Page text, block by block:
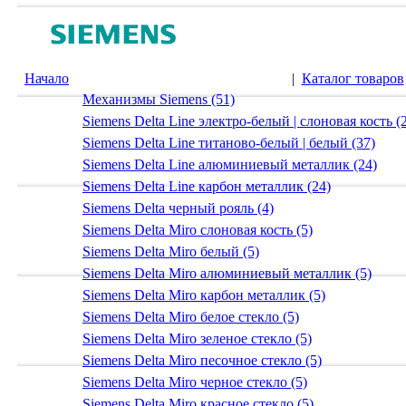
Начало | Каталог товаров
Механизмы Siemens (51)
Siemens Delta Line электро-белый | слоновая кость
Siemens Delta Line титаново-белый | белый (37)
Siemens Delta Line алюминиевый металлик (24)
Siemens Delta Line карбон металлик (24)
Siemens Delta черный рояль (4)
Siemens Delta Miro слоновая кость (5)
Siemens Delta Miro белый (5)
Siemens Delta Miro алюминиевый металлик (5)
Siemens Delta Miro карбон металлик (5)
Siemens Delta Miro белое стекло (5)
Siemens Delta Miro зеленое стекло (5)
Siemens Delta Miro песочное стекло (5)
Siemens Delta Miro черное стекло (5)